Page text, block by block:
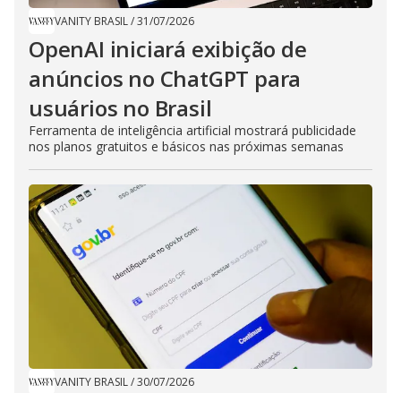
VANITY BRASIL/31/07/2026
OpenAI iniciará exibição de
anúncios no ChatGPT para
usuários no Brasil
Ferramenta de inteligência artificial mostrará publicidade
nos planos gratuitos e básicos nas próximas semanas
VANITY BRASIL/30/07/2026